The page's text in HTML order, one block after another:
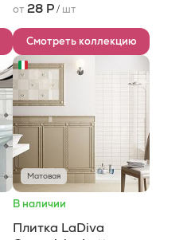
от 28 Р/ шт
Смотреть коллекцию
Матовая
В наличии
Плитка LaDiva